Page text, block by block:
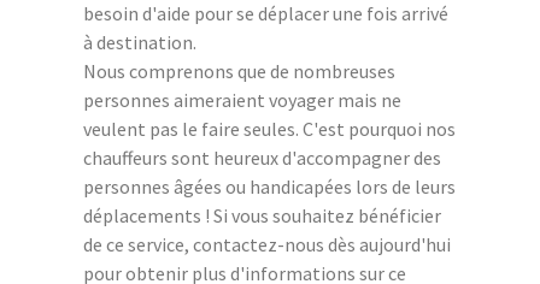
besoin d'aide pour se déplacer une fois arrivé
à destination.
Nous comprenons que de nombreuses
personnes aimeraient voyager mais ne
veulent pas le faire seules. C'est pourquoi nos
chauffeurs sont heureux d'accompagner des
personnes âgées ou handicapées lors de leurs
déplacements ! Si vous souhaitez bénéficier
de ce service, contactez-nous dès aujourd'hui
pour obtenir plus d'informations sur ce